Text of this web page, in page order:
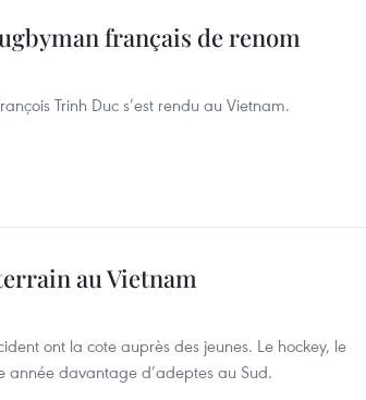
français de renom
Trinh Duc s’est rendu au Vietnam.
au Vietnam
ont la cote auprès des jeunes. Le hockey, le
année davantage d’adeptes au Sud.